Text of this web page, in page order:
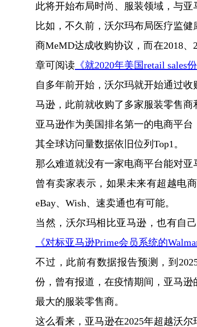
此将开始布局时尚、服装领域，与亚
比如，不久前，沃尔玛布局医疗监
商MeMD达成收购协议，而在2018
章可阅读 《就2020年美国retail sales
自多年前开始，沃尔玛就开始通过
马逊，此前就收购了多家服装零售商
亚马逊作为美国排名第一的电商平
其全球访问量数据依旧位列 Top1。
那么难道就没有一家电商平台能对亚
曾有卖家表示，如果未来有超越电
eBay、Wish、速卖通也有可能。
当然，沃尔玛相比亚马逊，也有自
《对标亚马逊Prime会员系统的
不过，此前有数据报告预测，到
份，曾有报道，在疫情期间，亚马
最大的服装零售商。
这么看来，亚马逊在2025年超越沃